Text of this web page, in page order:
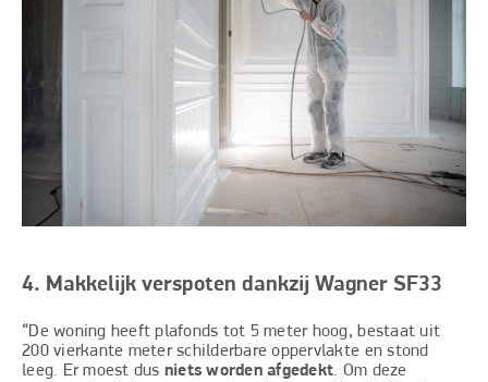
4. Makkelijk verspoten dankzij Wagner SF33
“De woning heeft plafonds tot 5 meter hoog, bestaat uit
200 vierkante meter schilderbare oppervlakte en stond
leeg. Er moest dus niets worden afgedekt. Om deze